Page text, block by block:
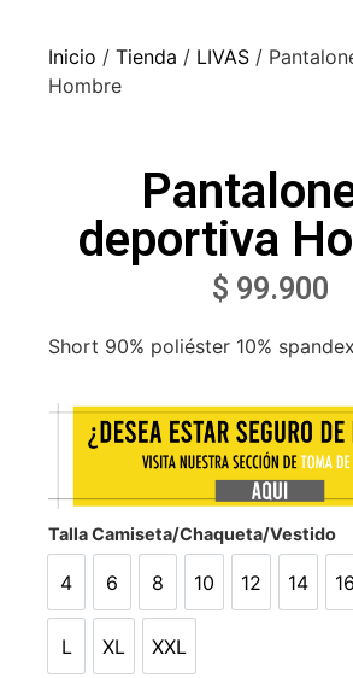
Inicio / Tienda / LIVAS /
Hombre
deportiva
$ 99.900
Short 90% poliéster 10%
Talla Camiseta/Chaqueta/Vestido
4
4
6
6
8
8
10
10
12
12
14
14
16
16
L
L
XL
XL
XXL
XXL